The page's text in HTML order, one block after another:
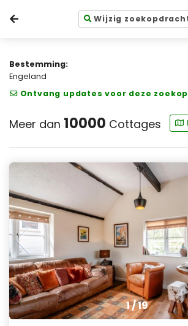
Wijzig
Bestemming:
Engeland
Ontvang updates voor deze
Meer dan 10000 Cottages
1/19